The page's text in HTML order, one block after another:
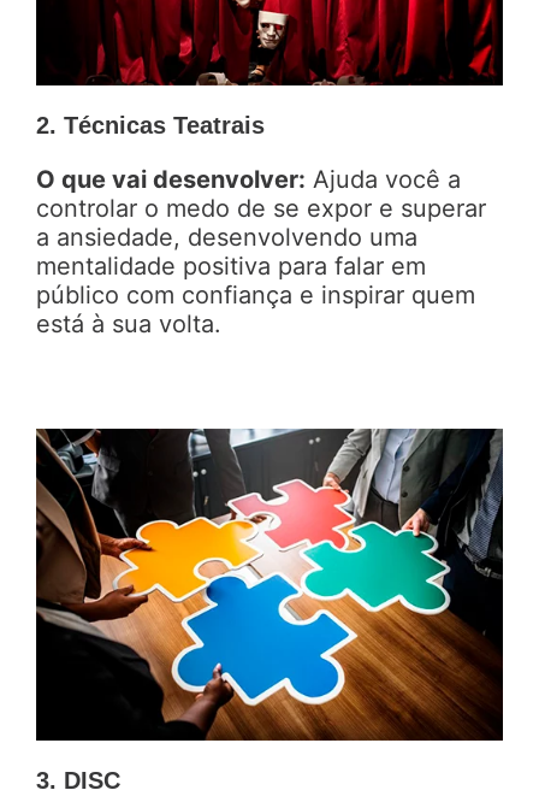
2. Técnicas Teatrais
O que vai desenvolver: Ajuda você a
controlar o medo de se expor e superar
a ansiedade, desenvolvendo uma
mentalidade positiva para falar em
público com confiança e inspirar quem
está à sua volta.
3. DISC